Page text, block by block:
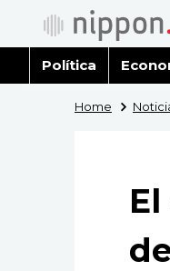
Política
Home